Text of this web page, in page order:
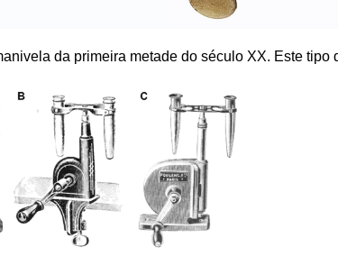
da primeira metade do século XX. Este